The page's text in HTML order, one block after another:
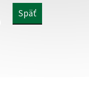
Späť